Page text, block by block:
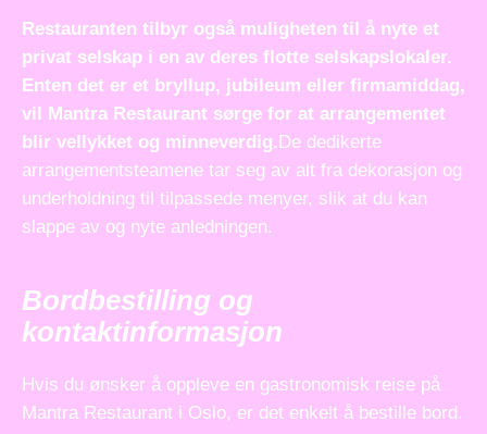
Restauranten tilbyr også muligheten til å nyte et
privat selskap i en av deres flotte selskapslokaler.
Enten det er et bryllup, jubileum eller firmamiddag,
vil Mantra Restaurant sørge for at arrangementet
blir vellykket og minneverdig.De dedikerte
arrangementsteamene tar seg av alt fra dekorasjon og
underholdning til tilpassede menyer, slik at du kan
slappe av og nyte anledningen.
Bordbestilling og
kontaktinformasjon
Hvis du ønsker å oppleve en gastronomisk reise på
Mantra Restaurant i Oslo, er det enkelt å bestille bord.